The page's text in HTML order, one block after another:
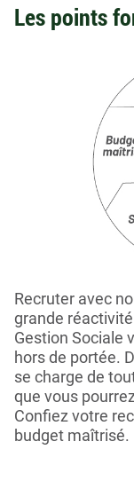
Les points
Recruter avec
grande
Gestion Sociale
hors de portée.
se charge de
que vous
Confiez votre
budget maîtrisé.